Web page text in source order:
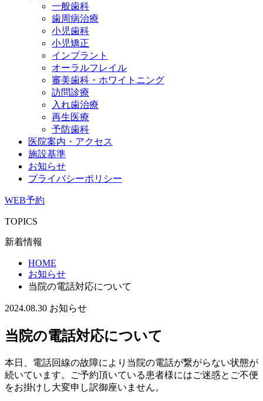
一般歯科
歯周病治療
小児歯科
小児矯正
インプラント
オーラルフレイル
審美歯科・ホワイトニング
訪問診療
入れ歯治療
再生医療
予防歯科
医院案内・アクセス
施設基準
お知らせ
プライバシーポリシー
WEB予約
TOPICS
新着情報
HOME
お知らせ
当院の電話対応について
2024.08.30 お知らせ
当院の電話対応について
本日、電話回線の故障により当院の電話が繋がらない状態が
続いています。ご予約頂いている患者様にはご迷惑とご不便
をお掛けし大変申し訳御座いません。